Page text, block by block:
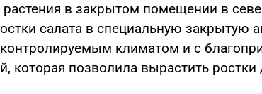
в закрытом помещении в
салата в специальную закрытую
контролируемым климатом и с
которая позволила вырастить